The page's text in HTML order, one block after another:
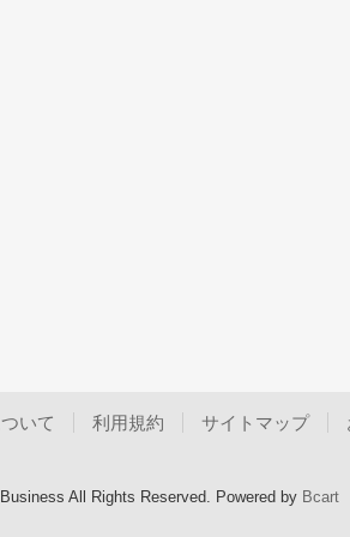
いて 利用規約 サイトマップ
All Rights Reserved. Powered by Bcart